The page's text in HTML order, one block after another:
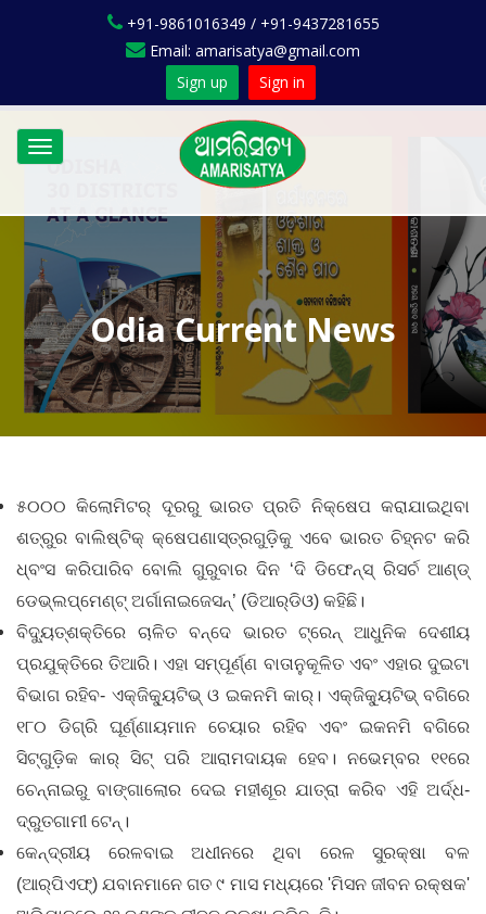
+91-9861016349 / +91-9437281655
Email: amarisatya@gmail.com
Sign up
Sign in
Toggle
navigation
Odia Current News
୫୦୦୦ କିଲୋମିଟର୍‌ ଦୂରରୁ ଭାରତ ପ୍ରତି ନିକ୍ଷେପ କରାଯାଇଥିବା
ଶତ୍ରୁର ବାଲିଷ୍ଟିକ୍ କ୍ଷେପଣାସ୍ତ୍ରଗୁଡ଼ିକୁ ଏବେ ଭାରତ ଚିହ୍ନଟ କରି
ଧ୍ବଂସ କରିପାରିବ ବୋଲି ଗୁରୁବାର ଦିନ ‘ଦି ଡିଫେନ୍‌ସ୍‌ ରିସର୍ଚ ଆଣ୍ଡ୍‌
ଡେଭ୍‌ଲପ୍‌ମେଣ୍ଟ୍‌ ଅର୍ଗାନାଇଜେସନ୍‌’ (ଡିଆର୍‌ଡିଓ) କହିଛି।
ବିଦ୍ୟୁତ୍‌ଶକ୍ତିରେ ଚାଳିତ ବନ୍ଦେ ଭାରତ ଟ୍ରେନ୍ ଆଧୁନିକ ଦେଶୀୟ
ପ୍ରଯୁକ୍ତିରେ ତିଆରି। ଏହା ସମ୍ପୂର୍ଣ୍ଣ ବାତାନୁକୂଳିତ ଏବଂ ଏହାର ଦୁଇଟା
ବିଭାଗ ରହିବ- ଏକ୍‌ଜିକ୍ୟୁଟିଭ୍ ଓ ଇକନମି କାର୍। ଏକ୍‌ଜିକ୍ୟୁଟିଭ୍ ବଗିରେ
୧୮୦ ଡିଗ୍ରି ଘୂର୍ଣ୍ଣାୟମାନ ଚେୟାର ରହିବ ଏବଂ ଇକନମି ବଗିରେ
ସିଟ୍‌ଗୁଡ଼ିକ କାର୍ ସିଟ୍ ପରି ଆରାମଦାୟକ ‌ହେବ। ନଭେମ୍ବର ୧୧ରେ
ଚେନ୍ନାଇରୁ ବାଙ୍ଗାଲୋର ଦେଇ ମହୀଶୂର ଯାତ୍ରା କରିବ ଏହି ଅର୍ଦ୍ଧ-
ଦ୍ରୁତଗାମୀ ଟେନ୍।
କେନ୍ଦ୍ରୀୟ ରେଳବାଇ ଅଧୀନରେ ଥିବା ରେଳ ସୁରକ୍ଷା ବଳ
(ଆର୍‌ପିଏଫ୍‌) ଯବାନମାନେ ଗତ ୯ ମାସ ମଧ୍ୟରେ 'ମିସନ ଜୀବନ ରକ୍ଷକ'